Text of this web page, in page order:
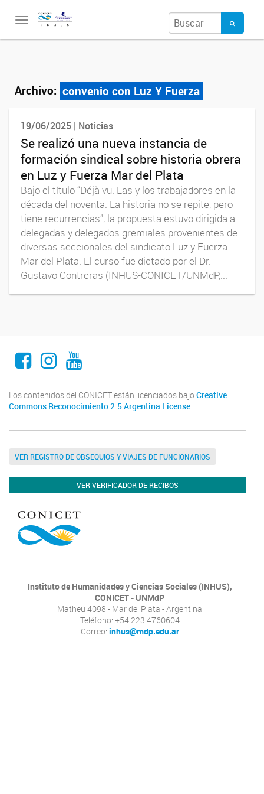
Toggle
Archivo: convenio con Luz Y Fuerza
19/06/2025 | Noticias
Se realizó una nueva instancia de
formación sindical sobre historia obrera
en Luz y Fuerza Mar del Plata
Bajo el título “Déjà vu. Las y los trabajadores en la
década del noventa. La historia no se repite, pero
tiene recurrencias”, la propuesta estuvo dirigida a
delegadas y delegados gremiales provenientes de
diversas seccionales del sindicato Luz y Fuerza
Mar del Plata. El curso fue dictado por el Dr.
Gustavo Contreras (INHUS-CONICET/UNMdP,...
Facebook INHUS
Instagram INHUSYoutube INHUS
Los contenidos del CONICET están licenciados bajo Creative
Commons Reconocimiento 2.5 Argentina License
VER REGISTRO DE OBSEQUIOS Y VIAJES DE FUNCIONARIOS
VER VERIFICADOR DE RECIBOS
Instituto de Humanidades y Ciencias Sociales (INHUS),
CONICET - UNMdP
Matheu 4098 - Mar del Plata - Argentina
Teléfono: +54 223 4760604
Correo: inhus@mdp.edu.ar